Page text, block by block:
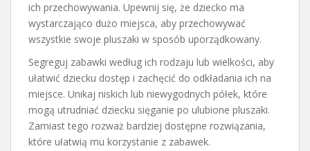
ich przechowywania. Upewnij się, że dziecko ma
wystarczająco dużo miejsca, aby przechowywać
wszystkie swoje pluszaki w sposób uporządkowany.
Segreguj zabawki według ich rodzaju lub wielkości, aby
ułatwić dziecku dostęp i zachęcić do odkładania ich na
miejsce. Unikaj niskich lub niewygodnych półek, które
mogą utrudniać dziecku sięganie po ulubione pluszaki.
Zamiast tego rozważ bardziej dostępne rozwiązania,
które ułatwią mu korzystanie z zabawek.